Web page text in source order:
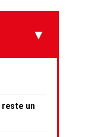
un